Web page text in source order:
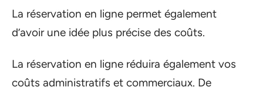
La réservation en ligne permet également
d’avoir une idée plus précise des coûts.
La réservation en ligne réduira également vos
coûts administratifs et commerciaux. De